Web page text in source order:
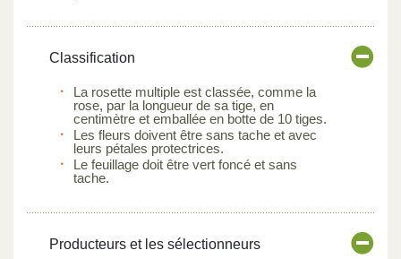
Classification
La rosette multiple est classée, comme la
rose, par la longueur de sa tige, en
centimètre et emballée en botte de 10 tiges.
Les fleurs doivent être sans tache et avec
leurs pétales protectrices.
Le feuillage doit être vert foncé et sans
tache.
Producteurs et les sélectionneurs